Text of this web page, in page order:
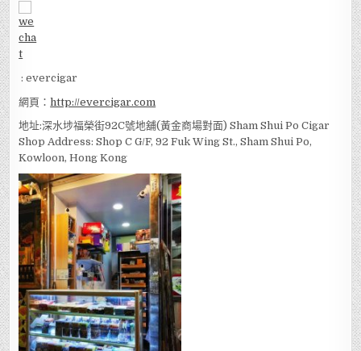
: evercigar
網頁：http://evercigar.com
地址:深水埗福榮街92C號地舖(黃金商場對面) Sham Shui Po Cigar
Shop Address: Shop C G/F, 92 Fuk Wing St., Sham Shui Po,
Kowloon, Hong Kong